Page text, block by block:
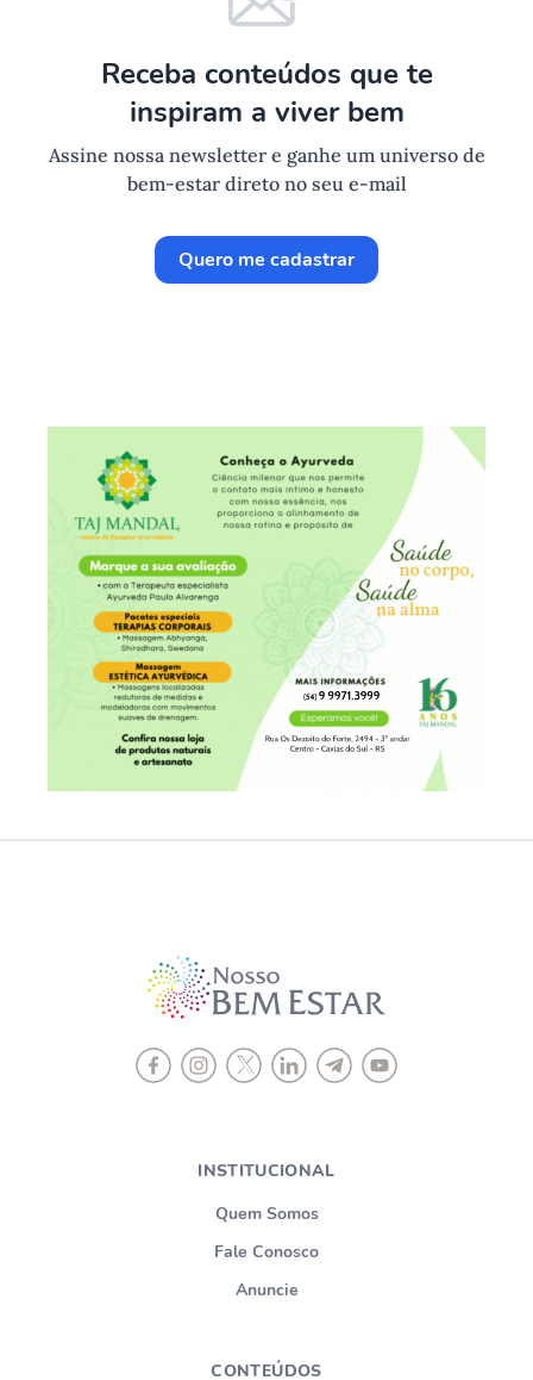
Receba conteúdos que te
inspiram a viver bem
Assine nossa newsletter e ganhe um universo de
bem-estar direto no seu e-mail
Quero me cadastrar
INSTITUCIONAL
Quem Somos
Fale Conosco
Anuncie
CONTEÚDOS